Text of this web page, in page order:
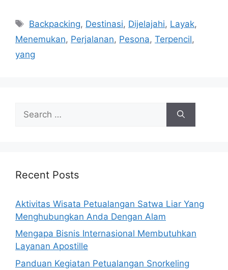
Tags
Backpacking, Destinasi, Dijelajahi, Layak,
Menemukan, Perjalanan, Pesona, Terpencil,
yang
for:
Recent Posts
Aktivitas Wisata Petualangan Satwa Liar Yang
Menghubungkan Anda Dengan Alam
Mengapa Bisnis Internasional Membutuhkan
Layanan Apostille
Panduan Kegiatan Petualangan Snorkeling